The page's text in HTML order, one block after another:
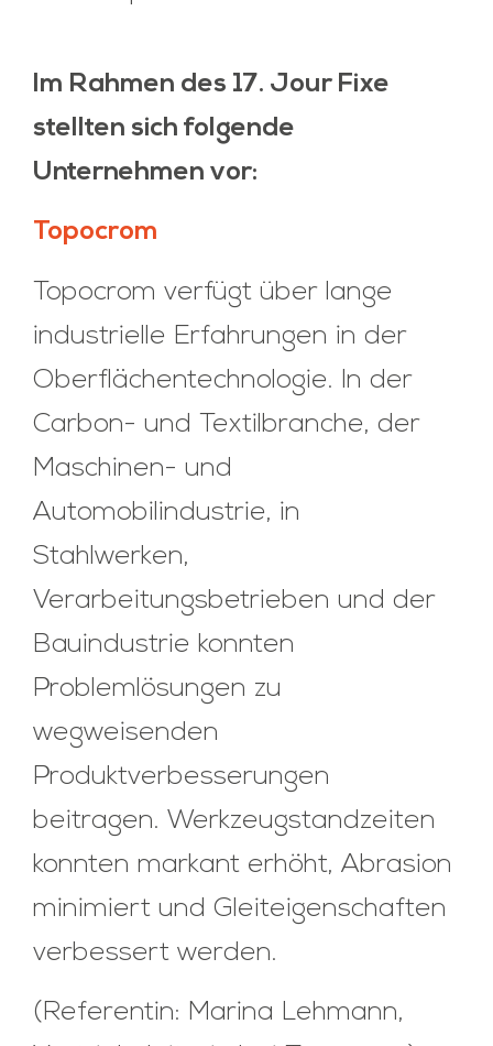
Im Rahmen des 17. Jour Fixe
stellten sich folgende
Unternehmen vor:
Topocrom
Topocrom verfügt über lange
industrielle Erfahrungen in der
Oberflächentechnologie. In der
Carbon- und Textilbranche, der
Maschinen- und
Automobilindustrie, in
Stahlwerken,
Verarbeitungsbetrieben und der
Bauindustrie konnten
Problemlösungen zu
wegweisenden
Produktverbesserungen
beitragen. Werkzeugstandzeiten
konnten markant erhöht, Abrasion
minimiert und Gleiteigenschaften
verbessert werden.
(Referentin: Marina Lehmann,